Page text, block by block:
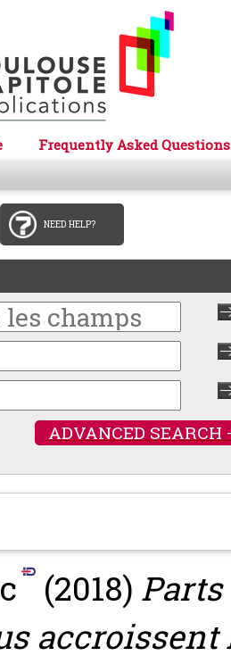
Frequently Asked Questions
NEED HELP?
ADVANCED SEARCH
(2018)